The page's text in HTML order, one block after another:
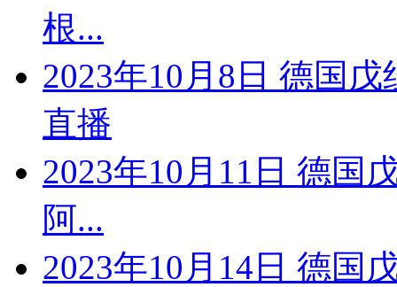
根...
2023年10月8日 德国
直播
2023年10月11日 德国
阿...
2023年10月14日 德国